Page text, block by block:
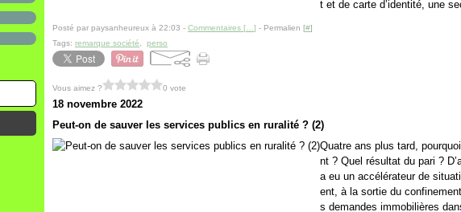
t et de carte d’identité, une
Posté par paysanheureux à 22:03 - Commentaires [ ] - Permalien [#]
Tags: remarque société perso
Vous aimez ? 0 vote
18 novembre 2022
Peut-on de sauver les services publics en ruralité ? (2)
Quatre ans plus tard,
nt ? Quel résultat du pari ?
a eu un accélérateur de
ent, à la sortie du
s demandes immobilières